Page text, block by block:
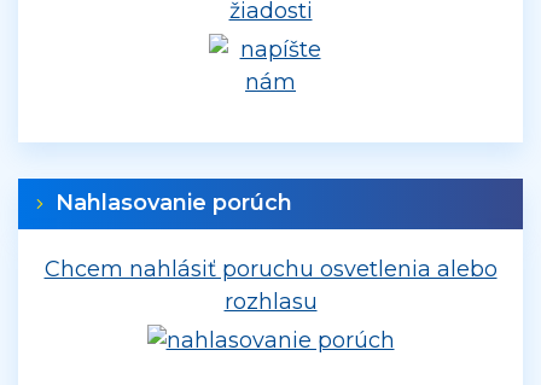
žiadosti
Nahlasovanie porúch
Chcem nahlásiť poruchu osvetlenia alebo
rozhlasu